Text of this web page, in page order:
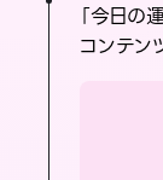
「今日の
コンテン